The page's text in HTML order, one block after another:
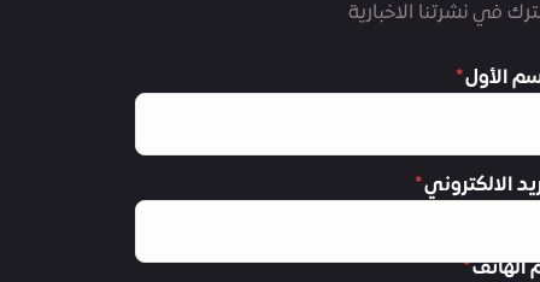
في نشرتنا الاخبارية
الأول
الالكتروني
الهاتف